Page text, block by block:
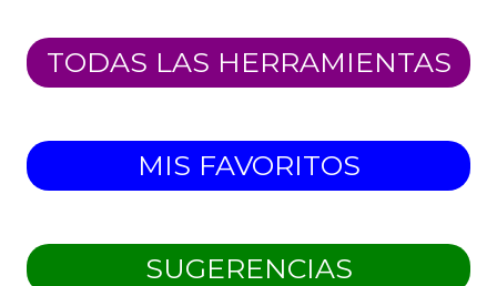
TODAS LAS HERRAMIENTAS
MIS FAVORITOS
SUGERENCIAS